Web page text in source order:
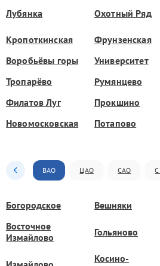
Лубянка Охотный Ряд
Кропоткинская
Фрунзенская
Воробьёвы горы
Университет
Тропарёво
Румянцево
Филатов Луг
Прокшино
Новомосковская
Потапово
ВАО ЦАО САО
Богородское Вешняки
Восточное
Измайлово
Гольяново
Косино-